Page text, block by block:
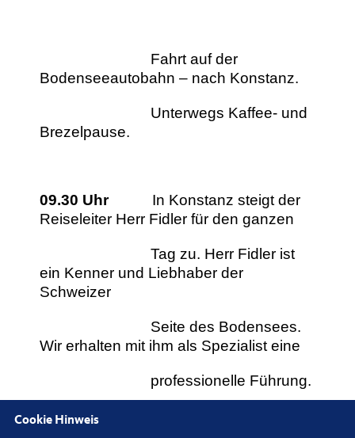
Fahrt auf der
Bodenseeautobahn – nach Konstanz.
Unterwegs Kaffee- und
Brezelpause.
09.30 Uhr
In Konstanz steigt der
Reiseleiter Herr Fidler für den ganzen
Tag zu. Herr Fidler ist
ein Kenner und Liebhaber der
Schweizer
Seite des Bodensees.
Wir erhalten mit ihm als Spezialist eine
professionelle Führung.
Cookie Hinweis